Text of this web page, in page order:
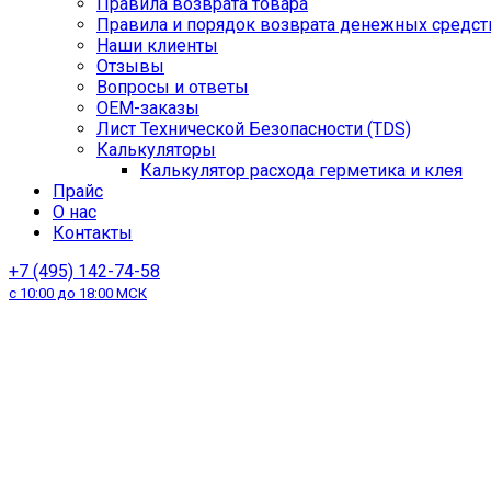
Правила и порядок возврата денежных
Наши клиенты
Отзывы
Вопросы и ответы
OEM-заказы
Лист Технической Безопасности (TDS)
Калькуляторы
Калькулятор расхода герметика и клея
Прайс
О нас
Контакты
+7 (495) 142-74-58
с 10:00 до 18:00 МСК